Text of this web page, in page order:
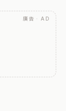
廣告 · AD